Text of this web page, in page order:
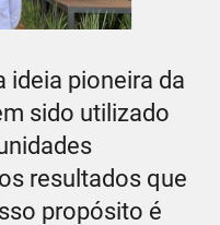
ideia pioneira da
sido utilizado
resultados que
propósito é